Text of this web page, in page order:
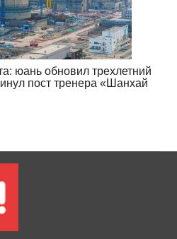
юань обновил трехлетний
пост тренера «Шанхай